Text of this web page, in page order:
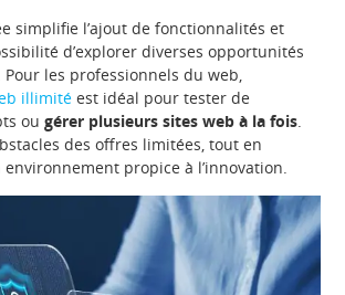
simplifie l’ajout de fonctionnalités et
d’explorer diverses opportunités
les professionnels du web,
illimité est idéal pour tester de
ougérer plusieurs sites web à la fois.
des offres limitées, tout en
propice à l’innovation.